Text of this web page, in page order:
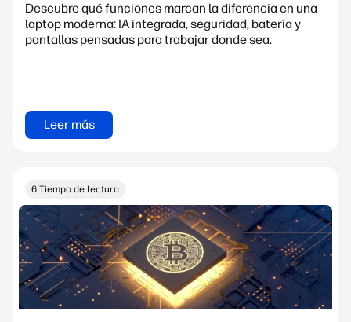
Descubre qué funciones marcan la diferencia en una
laptop moderna: IA integrada, seguridad, batería y
pantallas pensadas para trabajar donde sea.
Leer más
6 Tiempo de lectura